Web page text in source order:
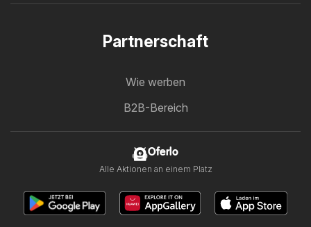
Partnerschaft
Wie werben
B2B-Bereich
Oferlo
Alle Aktionen an einem Platz